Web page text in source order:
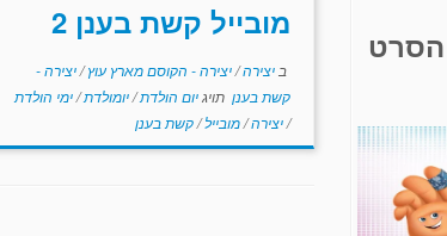
הסרט
מובייל קשת בענן 2
ביצירה/יצירה - הקוסם מארץ עוץ/יצירה -
קשת בענן תויגיום הולדת/יומולדת/ימי הולדת
/יצירה/מובייל/קשת בענן